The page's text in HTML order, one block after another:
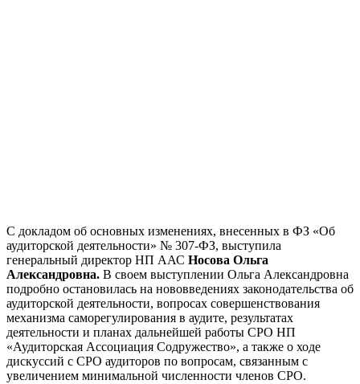
С докладом об основных изменениях, внесенных в ФЗ «Об
аудиторской деятельности» № 307-ФЗ, выступила
генеральный директор НП ААС Носова Ольга
Александровна. В своем выступлении Ольга Александровна
подробно остановилась на нововведениях законодательства об
аудиторской деятельности, вопросах совершенствования
механизма саморегулирования в аудите, результатах
деятельности и планах дальнейшей работы СРО НП
«Аудиторская Ассоциация Содружество», а также о ходе
дискуссий с СРО аудиторов по вопросам, связанным с
увеличением минимальной численности членов СРО.